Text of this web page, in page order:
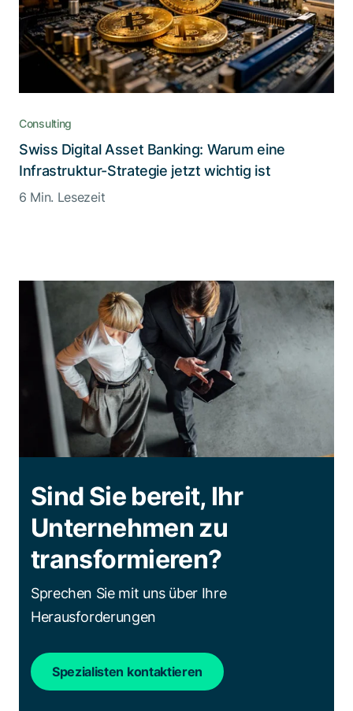
Consulting
Swiss Digital Asset Banking: Warum eine
Infrastruktur-Strategie jetzt wichtig ist
6 Min. Lesezeit
Sind Sie bereit, Ihr
Unternehmen zu
transformieren?
Sprechen Sie mit uns über Ihre
Herausforderungen
Spezialisten kontaktieren